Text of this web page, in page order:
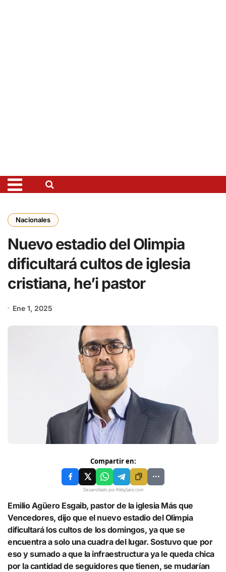
Nacionales
Nuevo estadio del Olimpia
dificultará cultos de iglesia
cristiana, he’i pastor
Ene 1, 2025
Compartir en:
Desarrollado por RikkySanz.com
Emilio Agüero Esgaib, pastor de la iglesia Más que
Vencedores, dijo que el nuevo estadio del Olimpia
dificultará los cultos de los domingos, ya que se
encuentra a solo una cuadra del lugar. Sostuvo que por
eso y sumado a que la infraestructura ya le queda chica
por la cantidad de seguidores que tienen, se mudarían